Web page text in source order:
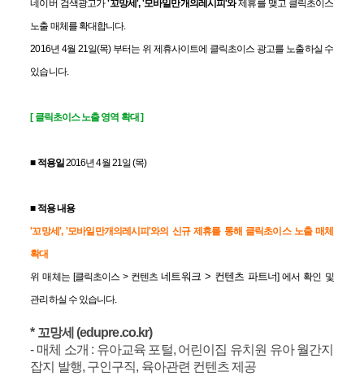
네이버 검색광고가'꼬망세', '모바일만개의레시피'와제휴를 맺고 클릭초이스
노출 매체를 확대합니다.
2016년 4월 21일(목) 부터는 위 제휴사이트에 클릭초이스 광고를 노출하실 수
있습니다.
[ 클릭초이스 노출 영역 확대 ]
■ 적용일2016년 4월 21일 (목)
■ 적용 내용
'꼬망세', '모바일만개의레시피'와의 신규 제휴를 통해 클릭초이스 노출 매체
확대
위 매체는 [클릭초이스 > 컨텐츠네트워크 > 컨텐츠 파트너] 에서 확인 및
관리하실 수 있습니다.
* 꼬망세 (edupre.co.kr)
- 매체 소개 : 유아교육 포털, 어린이집 유치원 유아 월간지
잡지 발행, 구인구직, 육아관련 컨텐츠 제공